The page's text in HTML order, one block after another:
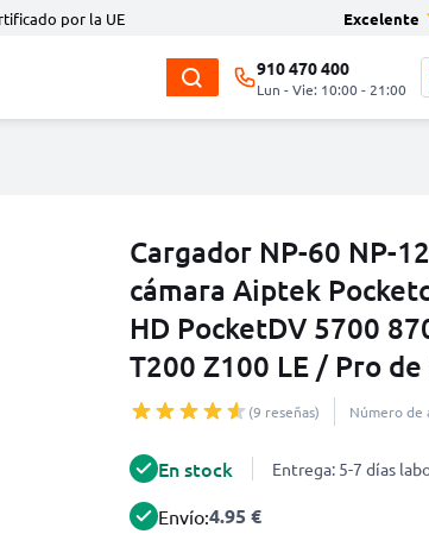
por la UE Excelente
910 470 400
Lun - Vie: 10:00 - 21:00
Cargador NP-60 NP-
cámara Aiptek
HD PocketDV 5700
T200 Z100 LE / Pro de
(9 reseñas) Número de
En stock Entrega: 5-7 días
Envío:4.95 €